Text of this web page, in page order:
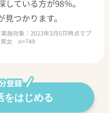
をはじめる